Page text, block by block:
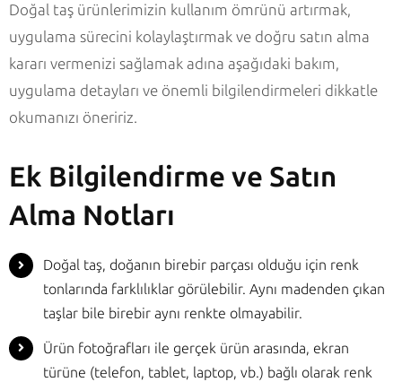
Doğal taş ürünlerimizin kullanım ömrünü artırmak,
uygulama sürecini kolaylaştırmak ve doğru satın alma
kararı vermenizi sağlamak adına aşağıdaki bakım,
uygulama detayları ve önemli bilgilendirmeleri dikkatle
okumanızı öneririz.
Ek Bilgilendirme ve Satın
Alma Notları
Doğal taş, doğanın birebir parçası olduğu için renk
tonlarında farklılıklar görülebilir. Aynı madenden çıkan
taşlar bile birebir aynı renkte olmayabilir.
Ürün fotoğrafları ile gerçek ürün arasında, ekran
türüne (telefon, tablet, laptop, vb.) bağlı olarak renk